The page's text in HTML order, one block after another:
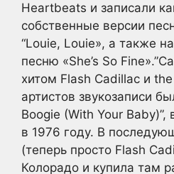
Heartbeats и записали
собственные версии
“Louie, Louie», а также
песню «She’s So
хитом Flash Cadillac и
артистов звукозаписи
Boogie (With Your
в 1976 году. В
(теперь просто Flash
Колорадо и купила там